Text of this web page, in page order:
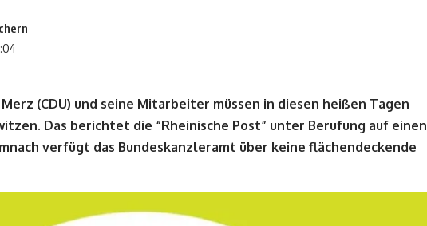
(CDU) und seine Mitarbeiter müssen in diesen heißen Tagen
Das berichtet die “Rheinische Post” unter Berufung auf einen
verfügt das Bundeskanzleramt über keine flächendeckende